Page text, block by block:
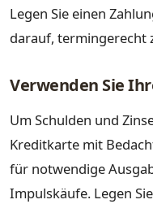
Legen Sie einen
darauf, termingerecht
Verwenden Sie
Um Schulden und
Kreditkarte mit
für notwendige
Impulskäufe. Legen